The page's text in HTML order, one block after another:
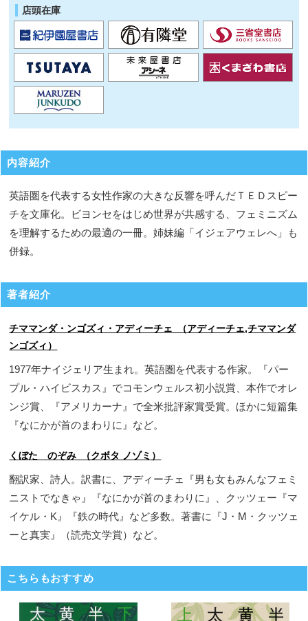
店頭在庫
内容紹介
英語圏を代表する女性作家の大きな反響を呼んだＴＥＤスピー
チを文庫化。ビヨンセをはじめ世界が共感する、フェミニズム
を理解するための最適の一冊。姉妹編「イジェアウェレへ」も
併録。
著者紹介
チママンダ・ンゴズィ・アディーチェ （アディーチェ,チママンダ
ンゴズィ）
1977年ナイジェリア生まれ。英語圏を代表する作家。『パー
プル・ハイビスカス』でコモンウェルス初小説賞、本作でオレ
ンジ賞、『アメリカーナ』で全米批評家賞受賞。ほかに短篇集
『なにかが首のまわりに』など。
くぼた のぞみ （クボタ ノゾミ）
翻訳家、詩人。訳書に、アディーチェ『男も女もみんなフェミ
ニストでなきゃ』『なにかが首のまわりに』、クッツェー『マ
イケル・K』『鉄の時代』など多数。著書に『J・M・クッツェ
ーと真実』（読売文学賞）など。
こちらもおすすめ